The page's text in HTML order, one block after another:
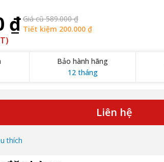
₫ Giá cũ 589.000 ₫
Tiết kiệm 200.000 ₫
Bảo hành hãng
12 tháng
Liên hệ
thích